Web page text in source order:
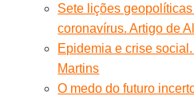
Sete lições
coronavírus. Artigo de
Epidemia e crise
Martins
O medo do futuro